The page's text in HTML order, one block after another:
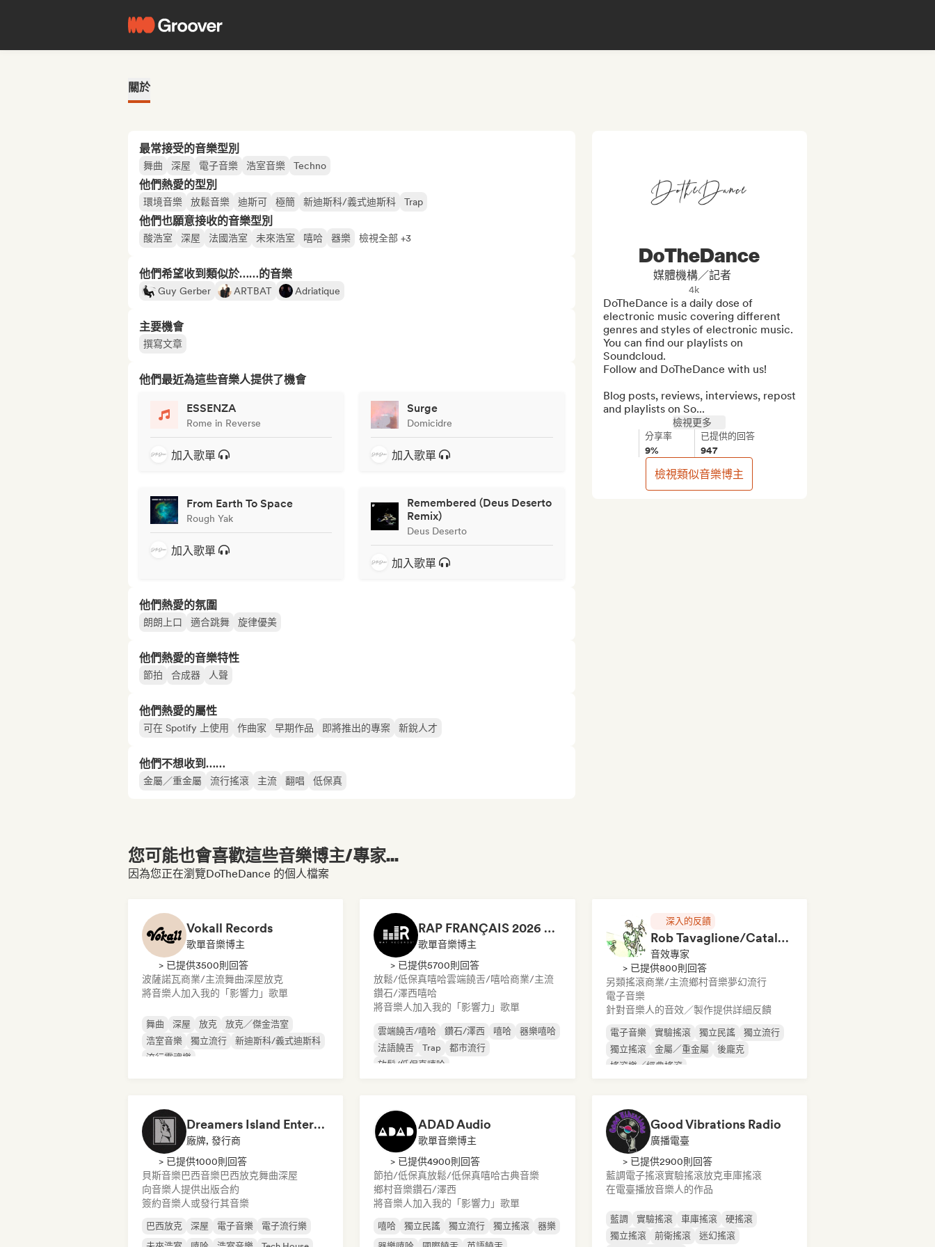
關於
最常接受的音樂型別
舞曲 深屋 電子音樂 浩室音樂 Techno
他們熱愛的型別
環境音樂 放鬆音樂 迪斯可 極簡 新迪斯科/義式迪斯科 Trap
他們也願意接收的音樂型別
酸浩室 深屋 法國浩室 未來浩室 嘻哈 器樂 檢視全部 +3
他們希望收到類似於……的音樂
Guy Gerber ARTBAT Adriatique
主要機會
撰寫文章
他們最近為這些音樂人提供了機會
ESSENZA
Rome in Reverse
加入歌單
Surge
Domicidre
加入歌單
From Earth To Space
Rough Yak
加入歌單
Remembered (Deus Deserto
Remix)
Deus Deserto
加入歌單
他們熱愛的氛圍
朗朗上口 適合跳舞 旋律優美
他們熱愛的音樂特性
節拍 合成器 人聲
他們熱愛的屬性
可在 Spotify 上使用 作曲家 早期作品 即將推出的專案 新銳人才
他們不想收到……
金屬／重金屬 流行搖滾 主流 翻唱 低保真
DoTheDance
媒體機構／記者
4k
DoTheDance is a daily dose of
electronic music covering different
genres and styles of electronic music.
You can find our playlists on
Soundcloud.
Follow and DoTheDance with us!
Blog posts, reviews, interviews, repost
and playlists on So...
檢視更多
分享率
9%
已提供的回答
947
檢視類似音樂博主
您可能也會喜歡這些音樂博主/專家...
因為您正在瀏覽DoTheDance 的個人檔案
Vokall Records
歌單音樂博主
> 已提供3500則回答
波薩諾瓦商業/主流舞曲深屋放克
將音樂人加入我的「影響力」歌單
舞曲 深屋 放克
放克／傑金浩室
浩室音樂
獨立流行
新迪斯科/義式迪斯科
流行靈魂樂
RAP FRANÇAIS 2026 🔥🇫🇷 (Way Records)
歌單音樂博主
> 已提供5700則回答
放鬆/低保真嘻哈雲端饒舌/嘻哈商業/主流
鑽石/澤西嘻哈
將音樂人加入我的「影響力」歌單
雲端饒舌/嘻哈 鑽石/澤西 嘻哈
器樂嘻哈
法語饒舌
Trap
都市流行
放鬆/低保真嘻哈
深入的反饋
Rob Tavaglione/Catalyst Recording
音效專家
> 已提供800則回答
另類搖滾商業/主流鄉村音樂夢幻流行
電子音樂
針對音樂人的音效／製作提供詳細反饋
電子音樂 實驗搖滾 獨立民謠
獨立流行
獨立搖滾
金屬／重金屬
後龐克
搖滾樂／經典搖滾
Dreamers Island Entertainment
廠牌, 發行商
> 已提供1000則回答
貝斯音樂巴西音樂巴西放克舞曲深屋
向音樂人提供出版合約
簽約音樂人或發行其音樂
巴西放克 深屋 電子音樂
電子流行樂
ADAD Audio
歌單音樂博主
> 已提供4900則回答
節拍/低保真放鬆/低保真嘻哈古典音樂
鄉村音樂鑽石/澤西
將音樂人加入我的「影響力」歌單
嘻哈 獨立民謠 獨立流行 獨立搖滾
器樂
Good Vibrations Radio
廣播電臺
> 已提供2900則回答
藍調電子搖滾實驗搖滾放克車庫搖滾
在電臺播放音樂人的作品
藍調 實驗搖滾 車庫搖滾
硬搖滾
獨立搖滾
前衛搖滾 迷幻搖滾